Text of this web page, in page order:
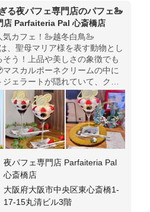
る夜パフェ専門店のパフェ🦢
店 Parfaiteria Pal 心斎橋店
気カフェ！🦢越冬白鳥🦢
、聖母マリア様を表す動物とし
そう！上品や美しさの象徴でも
マスカルポーネクリームの中に
ェラートが隠れていて、クリ
るせいか溶けてない💕その下の
も溶けてない⭐️
夜パフェ専門店 Parfaiteria Pal
心斎橋店
大阪府大阪市中央区東心斎橋1-
17-15丸清ビル3階